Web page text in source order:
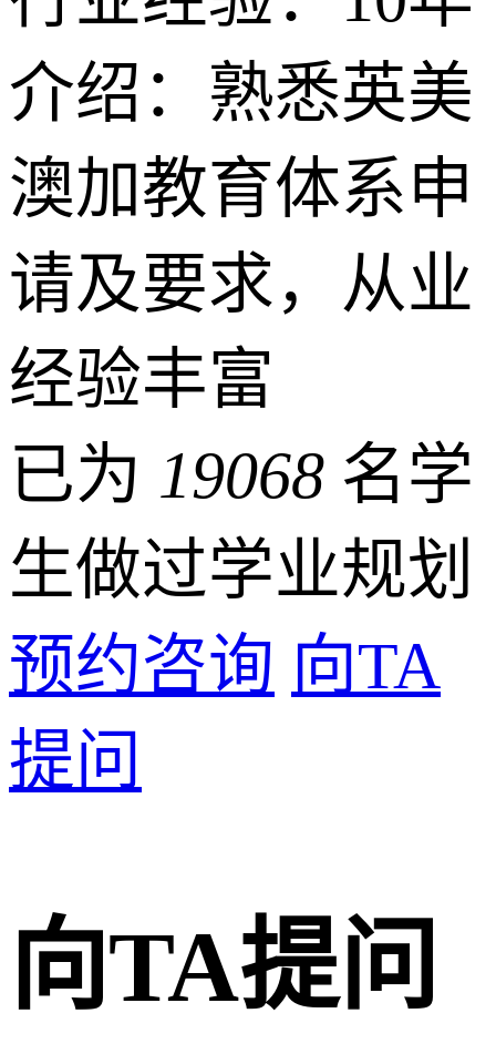
介绍：熟悉英美
澳加教育体系申
请及要求，从业
经验丰富
已为 19068 名学
生做过学业规划
预约咨询 向TA
提问
向TA提问